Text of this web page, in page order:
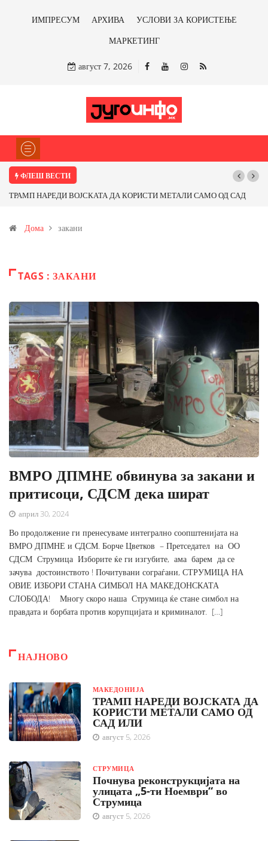
ИМПРЕСУМ АРХИВА
УСЛОВИ ЗА КОРИСТЕЊЕ
МАРКЕТИНГ
август 7, 2026
ФЛЕШ ВЕСТИ
ТРАМП НАРЕДИ ВОЈСКАТА ДА КОРИСТИ МЕТАЛИ САМО ОД САД
Иловица и со антимонот?
Дома закани
TAGS : ЗАКАНИ
ВМРО ДПМНЕ обвинува за закани и
притисоци, СДСМ дека шират
април 30, 2024
Во продолжение ги пренесуваме интегрално соопштенијата на
ВМРО ДПМНЕ и СДСМ. Борче Цветков – Претседател на ОО
СДСМ Струмица Изборите ќе ги изгубите, ама барем да се
зачува достоинството ! Почитувани сограѓани, СТРУМИЦА НА
ОВИЕ ИЗБОРИ СТАНА СИМБОЛ НА МАКЕДОНСКАТА
СЛОБОДА! Многу скоро наша Струмица ќе стане симбол на
правдата и борбата против корупцијата и криминалот. […]
НАЈНОВО
МАКЕДОНИЈА
ТРАМП НАРЕДИ ВОЈСКАТА ДА
КОРИСТИ МЕТАЛИ САМО ОД
САД ИЛИ
август 5, 2026
СТРУМИЦА
Почнува реконструкцијата на
улицата „5-ти Ноември“ во
Струмица
август 5, 2026